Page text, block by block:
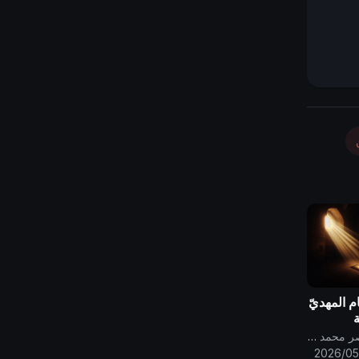
المهديّ
والناس قناة الامام المهدي ناصر محمد اليماني
2026/